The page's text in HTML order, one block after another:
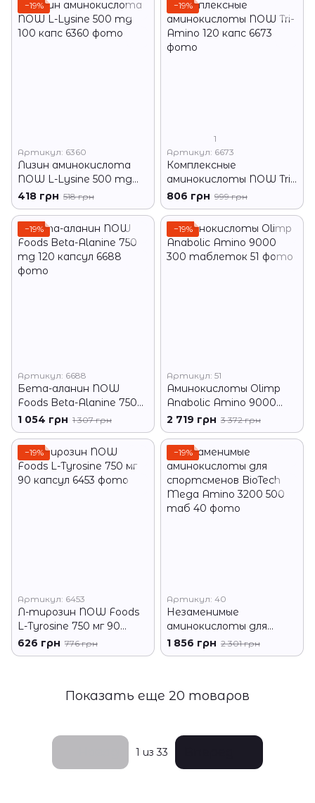
−19%
Артикул: 6360
Лизин аминокислота
NOW L-Lysine 500 mg
100 капс
418 грн 518 грн
−19%
1
Артикул: 6673
Комплексные
аминокислоты NOW Tri-
Amino 120 капс
806 грн 999 грн
−19%
Артикул: 6688
Бета-аланин NOW
Foods Beta-Alanine 750
mg 120 капсул
1 054 грн 1 307 грн
−19%
Артикул: 51
Аминокислоты Olimp
Anabolic Amino 9000
300 таблеток
2 719 грн 3 372 грн
−19%
Артикул: 6453
Л-тирозин NOW Foods
L-Tyrosine 750 мг 90
капсул
626 грн 776 грн
−19%
Артикул: 40
Незаменимые
аминокислоты для
спортсменов BioTech
Mega Amino 3200 500
1 856 грн 2 301 грн
Показать еще 20 товаров
1 из 33